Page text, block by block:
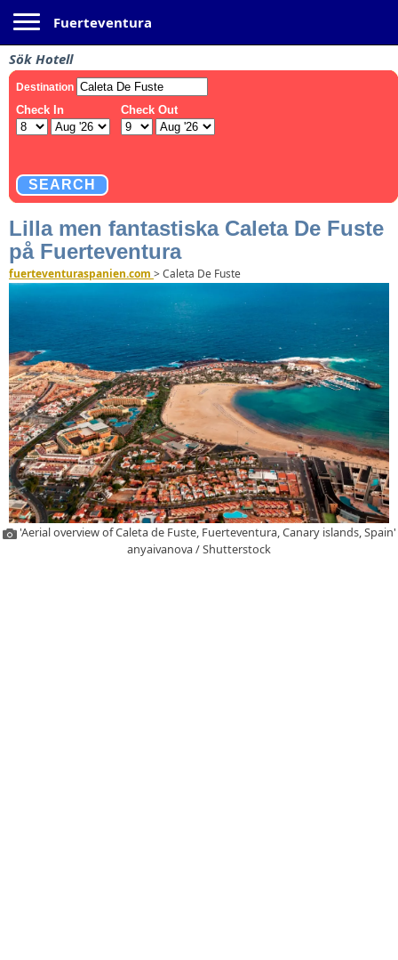
Fuerteventura
Sök Hotell
Lilla men fantastiska Caleta De Fuste
på Fuerteventura
fuerteventuraspanien.com >Caleta De Fuste
'Aerial overview of Caleta de Fuste, Fuerteventura, Canary islands, Spain'
anyaivanova / Shutterstock